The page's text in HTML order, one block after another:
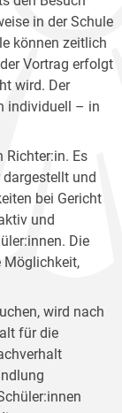
in der Schule
können zeitlich
Vortrag erfolgt
wird. Der
individuell – in
Richter:in. Es
und
bei Gericht
und
Die
Möglichkeit,
wird nach
für die